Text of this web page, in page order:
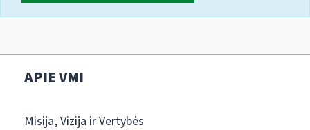
APIE VMI
Misija, Vizija ir Vertybės